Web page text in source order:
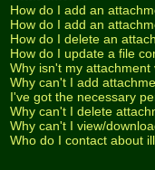
How do I add an
How do I add an
How do I delete an
How do I update a file
Why isn't my
Why can't I add
I've got the necessary
Why can't I delete
Why can't I view/
Who do I contact about